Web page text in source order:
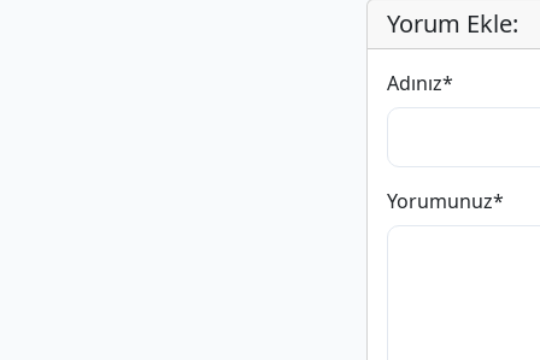
Yorum Ekle:
Adınız*
Yorumunuz*